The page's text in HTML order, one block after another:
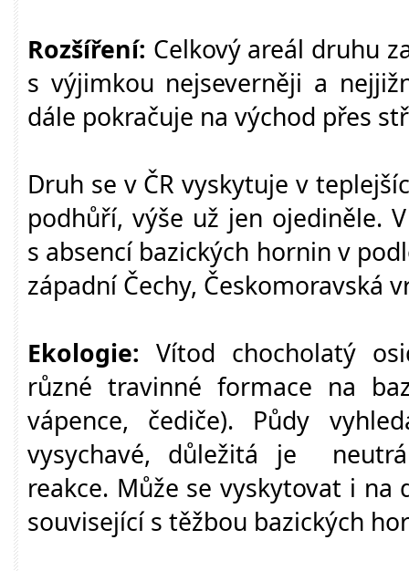
Rozšíření: Celkový areál druhu
s výjimkou nejseverněji a
dále pokračuje na východ přes
Druh se v ČR vyskytuje v
podhůří, výše už jen ojediněle.
s absencí bazických hornin v
západní Čechy, Českomoravská
Ekologie: Vítod chocholatý
různé travinné formace na
vápence, čediče). Půdy
vysychavé, důležitá je
reakce. Může se vyskytovat i
související s těžbou bazických